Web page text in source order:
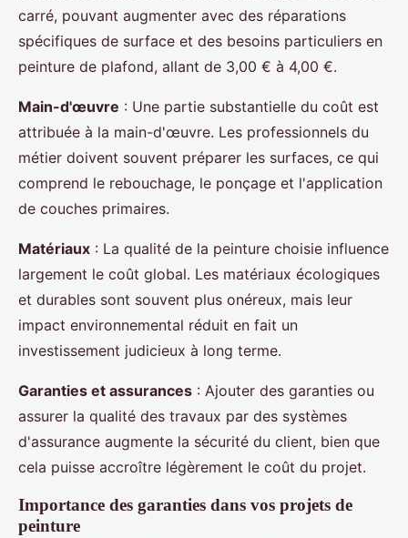
carré, pouvant augmenter avec des réparations
spécifiques de surface et des besoins particuliers en
peinture de plafond, allant de 3,00 € à 4,00 €.
Main-d'œuvre : Une partie substantielle du coût est
attribuée à la main-d'œuvre. Les professionnels du
métier doivent souvent préparer les surfaces, ce qui
comprend le rebouchage, le ponçage et l'application
de couches primaires.
Matériaux : La qualité de la peinture choisie influence
largement le coût global. Les matériaux écologiques
et durables sont souvent plus onéreux, mais leur
impact environnemental réduit en fait un
investissement judicieux à long terme.
Garanties et assurances : Ajouter des garanties ou
assurer la qualité des travaux par des systèmes
d'assurance augmente la sécurité du client, bien que
cela puisse accroître légèrement le coût du projet.
Importance des garanties dans vos projets de
peinture